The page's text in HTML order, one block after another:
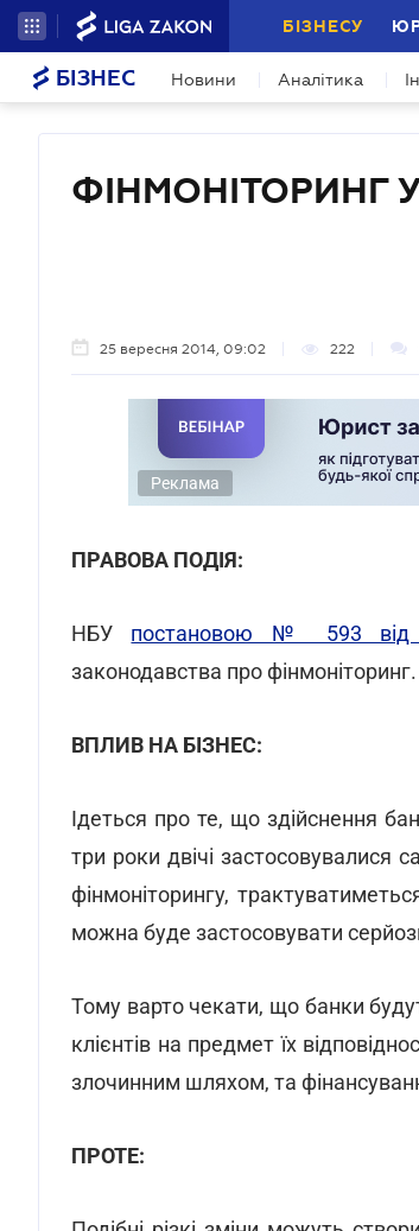
БІЗНЕСУ
БІЗНЕС Новини Аналітика
ФІНМОНІТОРИНГ
25 вересня 2014, 09:02 222
Реклама
ПРАВОВА ПОДІЯ:
НБУ постановою № 593 від
законодавства про
ВПЛИВ НА БІЗНЕС:
Ідеться про те, що здійснення
три роки двічі застосовувалися
фінмоніторингу,
можна буде застосовувати
Тому варто чекати, що банки
клієнтів на предмет їх
злочинним шляхом, та
ПРОТЕ: